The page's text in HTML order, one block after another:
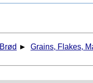
Brød ► Grains, Flakes,